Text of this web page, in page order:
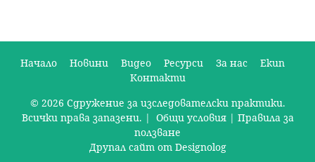
с
Начало Новини Видео Ресурси За нас
Екип
Контакти
© 2026 Сдружение за изследователски практики.
Всички права запазени. | Общи условия| Правила за
ползване
Друпал сайт от Designolog